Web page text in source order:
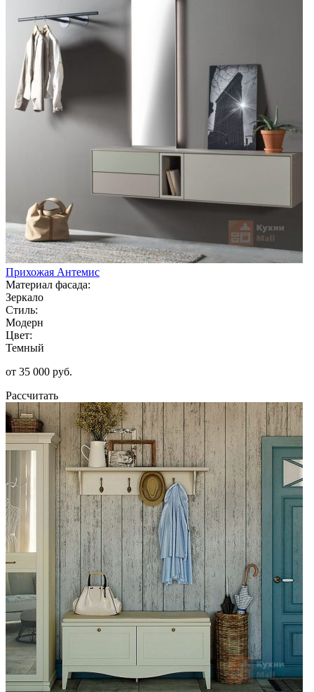
Прихожая Антемис
Материал фасада:
Зеркало
Стиль:
Модерн
Цвет:
Темный
от 35 000 руб.
Рассчитать